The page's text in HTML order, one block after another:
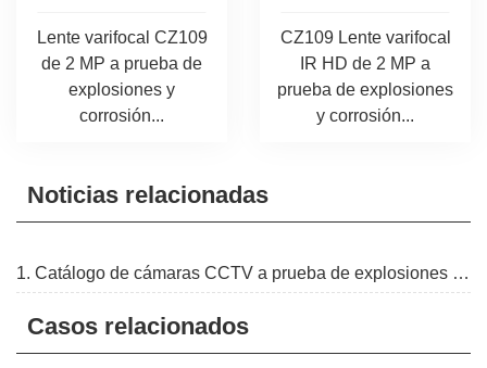
Lente varifocal CZ109
de 2 MP a prueba de
explosiones y
corrosión...
CZ109 Lente varifocal
IR HD de 2 MP a
prueba de explosiones
y corrosión...
Noticias relacionadas
1. Catálogo de cámaras CCTV a prueba de explosiones ZUOAN
Casos relacionados